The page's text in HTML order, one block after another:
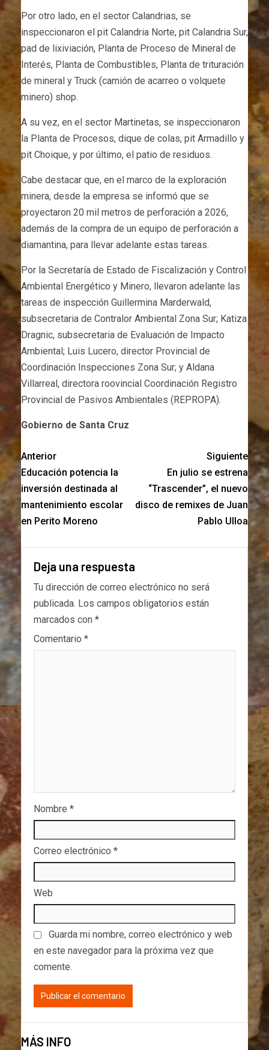
Por otro lado, en el sector Calandrias, se
inspeccionaron el pit Calandria Norte, pit Calandria Sur,
pad de lixiviación, Planta de Proceso de Mineral de
Interés, Planta de Combustibles, Planta de trituración
de mineral y Truck (camión de acarreo o volquete
minero) shop.
A su vez, en el sector Martinetas, se inspeccionaron
la Planta de Procesos, dique de colas, pit Armadillo y
pit Choique, y por último, el patio de residuos.
Cabe destacar que, en el marco de la exploración
minera, desde la empresa se informó que se
proyectaron 20 mil metros de perforación a 2026,
además de la compra de un equipo de perforación a
diamantina, para llevar adelante estas tareas.
Por la Secretaría de Estado de Fiscalización y Control
Ambiental Energético y Minero, llevaron adelante las
tareas de inspección Guillermina Marderwald,
subsecretaria de Contralor Ambiental Zona Sur; Katiza
Dragnic, subsecretaria de Evaluación de Impacto
Ambiental; Luis Lucero, director Provincial de
Coordinación Inspecciones Zona Sur; y Aldana
Villarreal, directora roovincial Coordinación Registro
Provincial de Pasivos Ambientales (REPROPA).
Gobierno de Santa Cruz
Anterior
Educación potencia la
inversión destinada al
mantenimiento escolar
en Perito Moreno
Siguiente
En julio se estrena
“Trascender”, el nuevo
disco de remixes de Juan
Pablo Ulloa
Deja una respuesta
Tu dirección de correo electrónico no será
publicada. Los campos obligatorios están
marcados con *
Comentario *
Nombre *
Correo electrónico *
Web
Guarda mi nombre, correo electrónico y web
en este navegador para la próxima vez que
comente.
MÁS INFO